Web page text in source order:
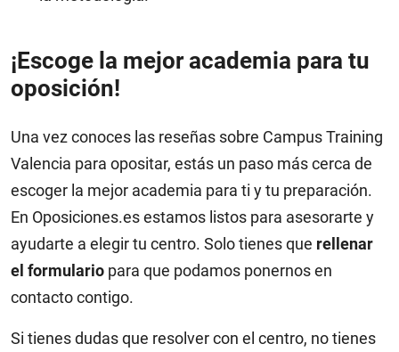
¡Escoge la mejor academia para tu
oposición!
Una vez conoces las reseñas sobre Campus Training
Valencia para opositar, estás un paso más cerca de
escoger la mejor academia para ti y tu preparación.
En Oposiciones.es estamos listos para asesorarte y
ayudarte a elegir tu centro. Solo tienes que rellenar
el formulario para que podamos ponernos en
contacto contigo.
Si tienes dudas que resolver con el centro, no tienes